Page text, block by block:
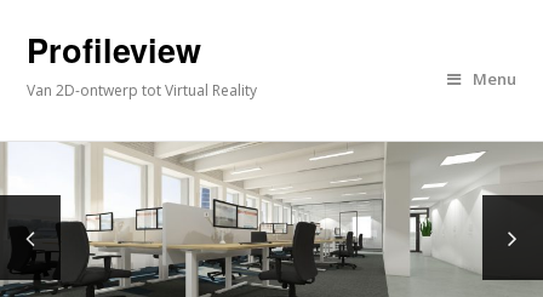
Profileview
Van 2D-ontwerp tot Virtual Reality
Menu